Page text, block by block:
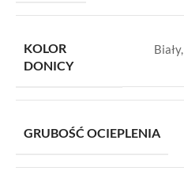
KOLOR
DONICY
Biały,
GRUBOŚĆ OCIEPLENIA